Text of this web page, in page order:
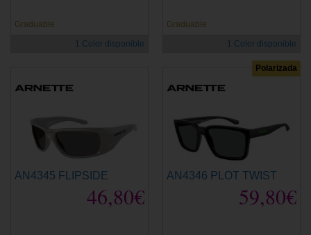
Graduable
1 Color disponible
Graduable
1 Color disponible
AN4345 FLIPSIDE
46,80€
Polarizada
AN4346 PLOT TWIST
59,80€